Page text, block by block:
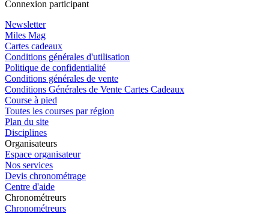
Connexion participant
Newsletter
Miles Mag
Cartes cadeaux
Conditions générales d'utilisation
Politique de confidentialité
Conditions générales de vente
Conditions Générales de Vente Cartes Cadeaux
Course à pied
Toutes les courses par région
Plan du site
Disciplines
Organisateurs
Espace organisateur
Nos services
Devis chronométrage
Centre d'aide
Chronométreurs
Chronométreurs